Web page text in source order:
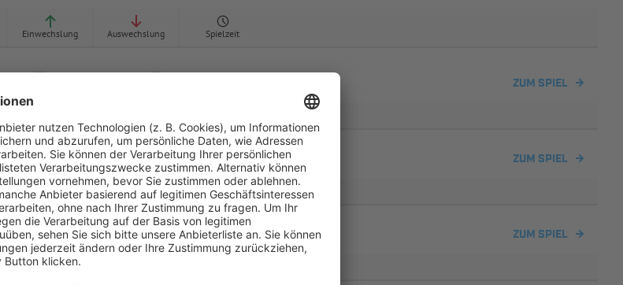
Einwechslung Auswechslung Spielzeit
ZUM SPIEL
-:- Bonner SC ZUM SPIEL
- - -
-:- SC Paderborn 07 U23 ZUM SPIEL
-